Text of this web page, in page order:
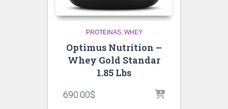
PROTEINAS WHEY
Optimus Nutrition –
Whey Gold Standar
1.85 Lbs
690.00$